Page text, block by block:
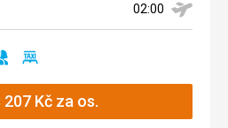
02:00
vhodné
Ano
207Kč za os.